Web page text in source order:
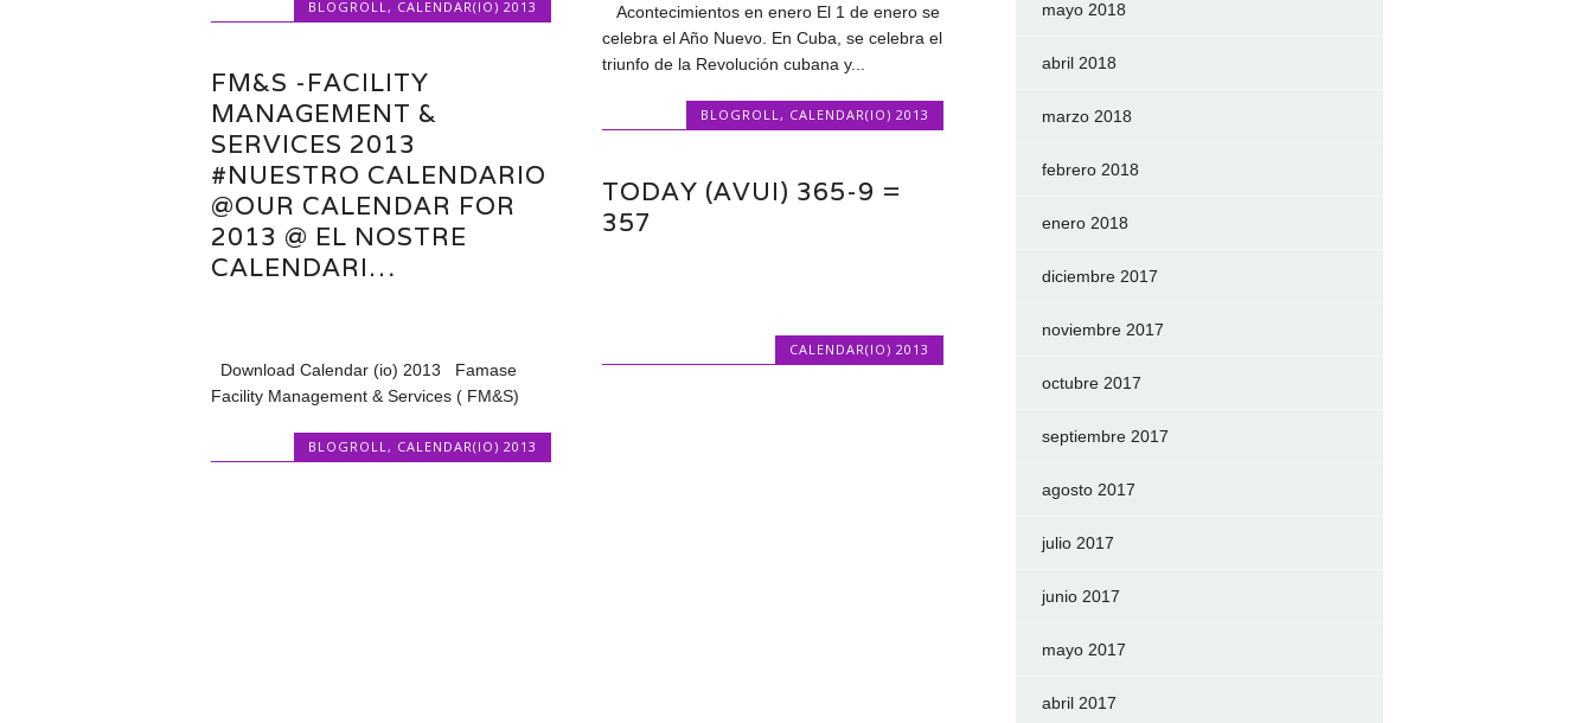
BLOGROLL , CALENDAR(IO) 2013
Acontecimientos en enero El 1 de enero se
celebra el Año Nuevo. En Cuba, se celebra el
triunfo de la Revolución cubana y...
BLOGROLL, CALENDAR(IO) 2013
FM&S -FACILITY
MANAGEMENT &
SERVICES 2013
#NUESTRO CALENDARIO
@OUR CALENDAR FOR
2013 @ EL NOSTRE
CALENDARI…
Download Calendar (io) 2013 Famase
Facility Management & Services ( FM&S)
BLOGROLL, CALENDAR(IO) 2013
TODAY (AVUI) 365-9 =
357
CALENDAR(IO) 2013
mayo 2018
abril 2018
marzo 2018
febrero 2018
enero 2018
diciembre 2017
noviembre 2017
octubre 2017
septiembre 2017
agosto 2017
julio 2017
junio 2017
mayo 2017
abril 2017